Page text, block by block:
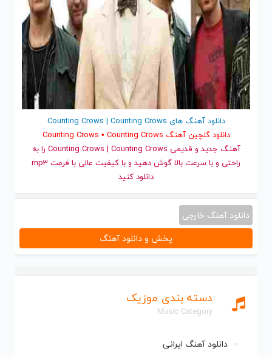
دسته بندی موزیک
Music Category
دانلود آهنگ ایرانی
دانلود آهنگ های Counting Crows | Counting Crows
دانلود گلچین آهنگ Counting Crows • Counting Crows
آهنگ جدید
و قدیمی Counting Crows | Counting Crows را به
راحتی و با سرعت بالا گوش دهید و با کیفیت عالی با فرمت mp3
دانلود کنید
دانلود آهنگ خارجی
پخش و دانلود آهنگ